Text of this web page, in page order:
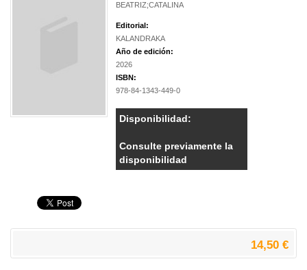
BEATRIZ;CATALINA
Editorial:
KALANDRAKA
Año de edición:
2026
ISBN:
978-84-1343-449-0
Disponibilidad:
Consulte previamente la
disponibilidad
14,50 €